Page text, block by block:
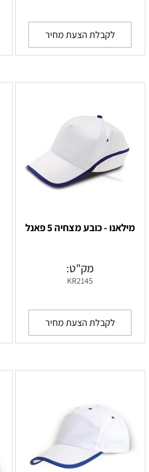
לקבלת הצעת מחיר
מילאנו - כובע מצחיה 5 פאנל
מק"ט:
KR2145
לקבלת הצעת מחיר